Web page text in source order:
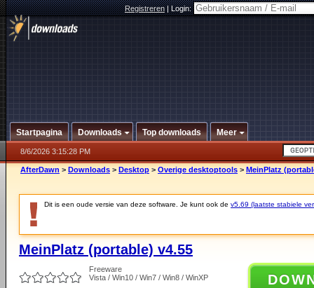
Registreren|Login:
Startpagina Downloads Top downloads Meer
8/6/2026 3:15:28 PM
AfterDawn > Downloads > Desktop > Overige desktoptools > MeinPlatz
Dit is een oude versie van deze software. Je kunt ook de v5.69 (laatste stabiele
MeinPlatz (portable) v4.55
Freeware
Vista / Win10 / Win7 / Win8 / WinXP